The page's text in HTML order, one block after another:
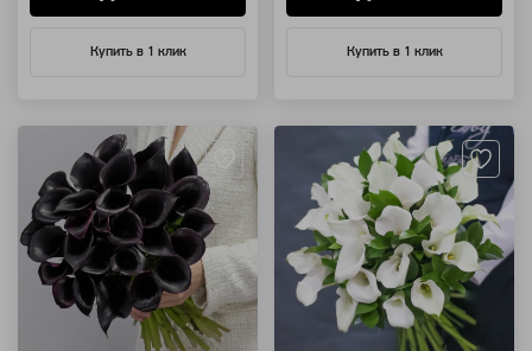
Купить в 1 клик Купить в 1 клик